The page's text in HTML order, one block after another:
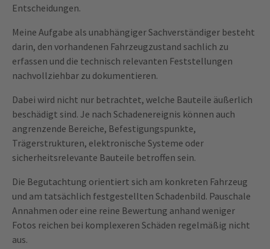
Entscheidungen.
Meine Aufgabe als unabhängiger Sachverständiger besteht
darin, den vorhandenen Fahrzeugzustand sachlich zu
erfassen und die technisch relevanten Feststellungen
nachvollziehbar zu dokumentieren.
Dabei wird nicht nur betrachtet, welche Bauteile äußerlich
beschädigt sind. Je nach Schadenereignis können auch
angrenzende Bereiche, Befestigungspunkte,
Trägerstrukturen, elektronische Systeme oder
sicherheitsrelevante Bauteile betroffen sein.
Die Begutachtung orientiert sich am konkreten Fahrzeug
und am tatsächlich festgestellten Schadenbild. Pauschale
Annahmen oder eine reine Bewertung anhand weniger
Fotos reichen bei komplexeren Schäden regelmäßig nicht
aus.